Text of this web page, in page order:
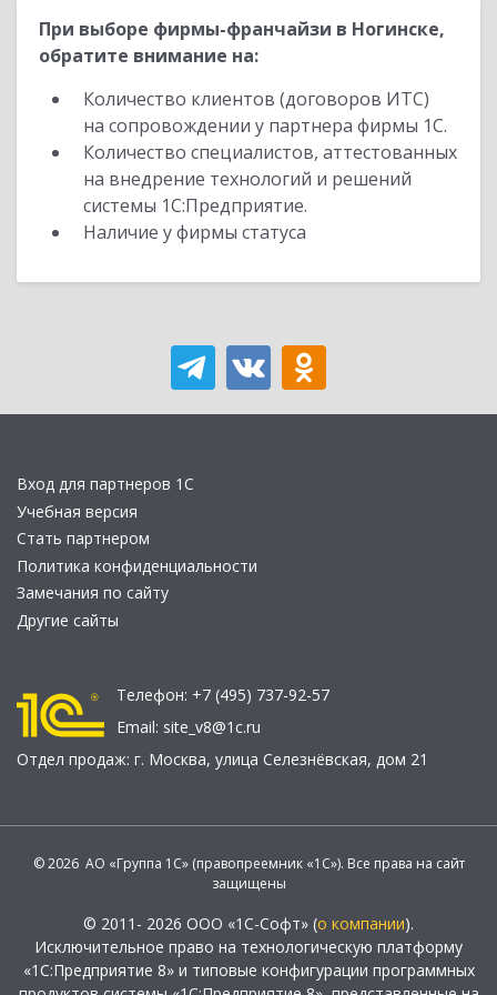
При выборе фирмы-франчайзи в Ногинске,
обратите внимание на:
Количество клиентов (договоров ИТС)
на сопровождении у партнера фирмы 1С.
Количество специалистов, аттестованных
на внедрение технологий и решений
системы 1С:Предприятие.
Наличие у фирмы статуса
Вход для партнеров 1С
Учебная версия
Стать партнером
Политика конфиденциальности
Замечания по сайту
Другие сайты
Телефон: +7 (495) 737-92-57
Email: site_v8@1c.ru
Отдел продаж: г. Москва, улица Селезнёвская, дом 21
© 2026 АО «Группа 1С» (правопреемник «1С»). Все права на сайт
защищены
© 2011- 2026 ООО «1С-Софт» (о компании).
Исключительное право на технологическую платформу
«1С:Предприятие 8» и типовые конфигурации программных